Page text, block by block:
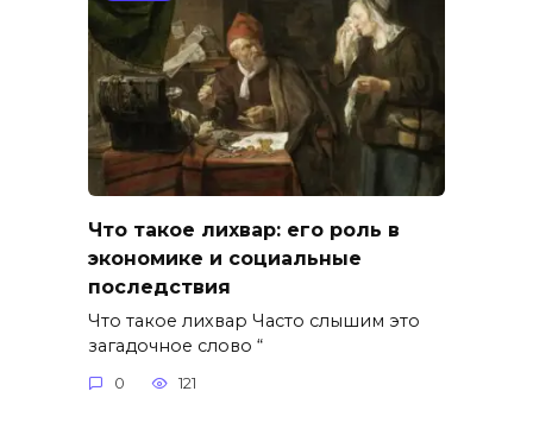
Что такое лихвар: его роль в
экономике и социальные
последствия
Что такое лихвар Часто слышим это
загадочное слово “
0 121